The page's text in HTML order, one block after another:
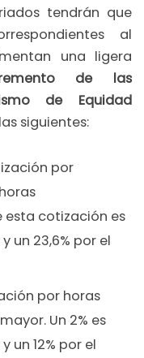
tendrán que
al
una ligera
de las
de Equidad
siguientes:
por
esta cotización es
un 23,6% por el
por horas
Un 2% es
un 12% por el